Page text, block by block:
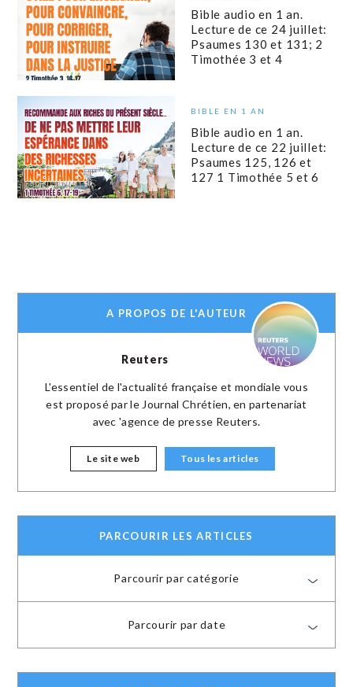
Bible audio en 1 an.
Lecture de ce 24 juillet:
Psaumes 130 et 131; 2
Timothée 3 et 4
BIBLE EN 1 AN
Bible audio en 1 an.
Lecture de ce 22 juillet:
Psaumes 125, 126 et
127 1 Timothée 5 et 6
A PROPOS DE L'AUTEUR
Reuters
L'essentiel de l'actualité française et mondiale vous
est proposé par le Journal Chrétien, en partenariat
avec 'agence de presse Reuters.
Le site web Tous les articles
PARCOURIR LES ARTICLES
Parcourir par catégorie
Parcourir par date